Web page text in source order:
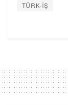
TÜRK-İŞ